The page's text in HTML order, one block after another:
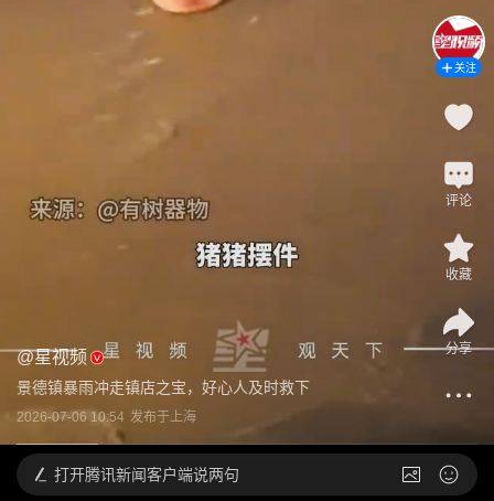
@星视频
景德镇暴雨冲走镇店之宝，好心人及时救下
2026-07-06 10:54 发布于上海
关注
评论
收藏
分享
打开腾讯新闻客户端说两句